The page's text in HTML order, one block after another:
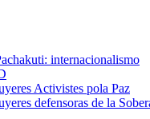
internacionalismo
Activistes pola Paz
defensoras de la